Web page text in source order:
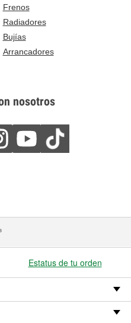
Frenos
Radiadores
Bujías
Arrancadores
nosotros
Estatus de tu orden